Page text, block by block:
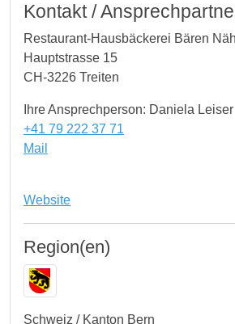
Kontakt /
Restaurant-Hausbäckerei Bären
Hauptstrasse 15
CH-3226 Treiten
Ihre Ansprechperson: Daniela Leiser
+41 79 222 37 71
Mail
Website
Region(en)
Schweiz / Kanton Bern